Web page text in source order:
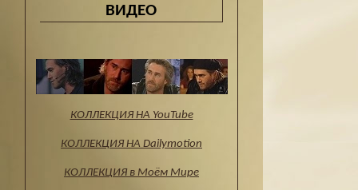
ВИДЕО
КОЛЛЕКЦИЯ НА YouTube
КОЛЛЕКЦИЯ НА Dailymotion
КОЛЛЕКЦИЯ в Моём Мире